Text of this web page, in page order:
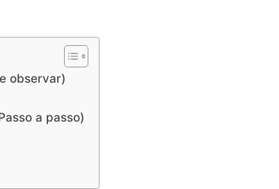
observar)
a passo)